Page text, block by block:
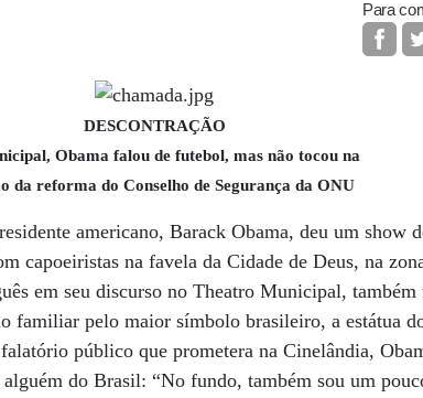
Para
DESCONTRAÇÃO
Obama falou de futebol, mas não tocou na
da reforma do Conselho de Segurança da ONU
americano, Barack Obama, deu um show
capoeiristas na favela da Cidade de Deus, na
em seu discurso no Theatro Municipal,
familiar pelo maior símbolo brasileiro, a estátua
público que prometera na Cinelândia,
alguém do Brasil: “No fundo, também sou um